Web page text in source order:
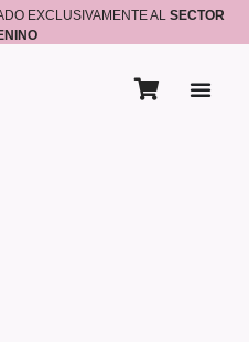
EXCLUSIVAMENTE AL SECTOR